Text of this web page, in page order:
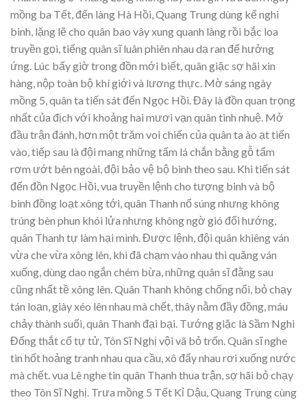
mồng ba Tết, đến làng Hà Hồi, Quang Trung dùng kế nghi
binh, lặng lẽ cho quân bao vây xung quanh làng rồi bắc loa
truyền gọi, tiếng quân sĩ luân phiên nhau dạ ran để hưởng
ứng. Lúc bấy giờ trong đồn mới biết, quân giặc sợ hãi xin
hàng, nộp toàn bộ khí giới và lương thực. Mờ sáng ngày
mồng 5, quân ta tiến sát đến Ngọc Hồi. Đây là đồn quan trọng
nhất của địch với khoảng hai mươi vạn quân tinh nhuệ. Mở
đầu trận đánh, hơn một trăm voi chiến của quân ta ào ạt tiến
vào, tiếp sau là đội mang những tấm lá chắn bằng gỗ tẩm
rơm ướt bên ngoài, đội bảo vệ bộ binh theo sau. Khi tiến sát
đến đồn Ngọc Hồi, vua truyền lệnh cho tượng binh và bộ
binh đồng loạt xông tới, quân Thanh nổ súng nhưng không
trúng bèn phun khói lửa nhưng không ngờ gió đổi hướng,
quân Thanh tự làm hại mình. Được lệnh, đội quân khiêng ván
vừa che vừa xông lên, khi đã chạm vào nhau thì quăng ván
xuống, dùng dao ngắn chém bừa, những quân sĩ đằng sau
cũng nhất tề xông lên. Quân Thanh không chống nổi, bỏ chạy
tán loạn, giày xéo lên nhau mà chết, thây nằm đầy đồng, máu
chảy thành suối, quân Thanh đại bại. Tướng giặc là Sầm Nghi
Đống thắt cổ tự tử, Tôn Sĩ Nghị vội vã bỏ trốn. Quân sĩ nghe
tin hốt hoảng tranh nhau qua cầu, xô đẩy nhau rơi xuống nước
mà chết. vua Lê nghe tin quân Thanh thua trận, sợ hãi bỏ chạy
theo Tôn Sĩ Nghị. Trưa mồng 5 Tết Kỉ Dậu, Quang Trung cùng